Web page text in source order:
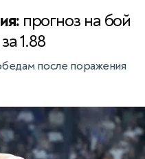
прогноз на бой
1.88
после поражения